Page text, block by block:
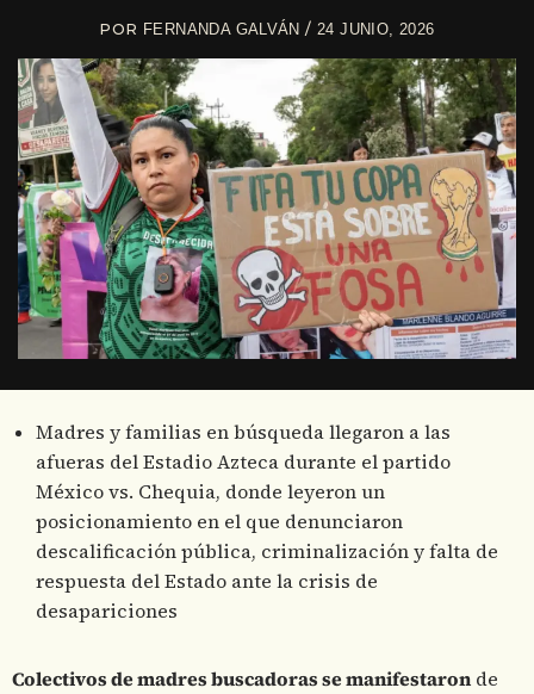
POR FERNANDA GALVÁN/ 24 JUNIO, 2026
Madres y familias en búsqueda llegaron a las
afueras del Estadio Azteca durante el partido
México vs. Chequia, donde leyeron un
posicionamiento en el que denunciaron
descalificación pública, criminalización y falta de
respuesta del Estado ante la crisis de
desapariciones
Colectivos de madres buscadoras se manifestaron de